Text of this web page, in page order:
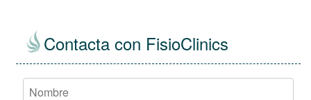
Contacta con FisioClinics